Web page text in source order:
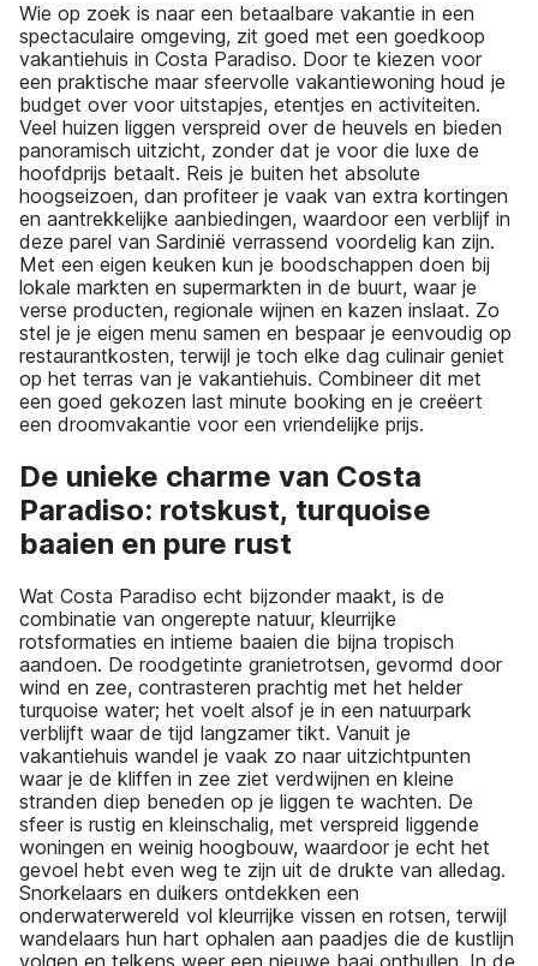
Wie op zoek is naar een betaalbare vakantie in een
spectaculaire omgeving, zit goed met een goedkoop
vakantiehuis in Costa Paradiso. Door te kiezen voor
een praktische maar sfeervolle vakantiewoning houd je
budget over voor uitstapjes, etentjes en activiteiten.
Veel huizen liggen verspreid over de heuvels en bieden
panoramisch uitzicht, zonder dat je voor die luxe de
hoofdprijs betaalt. Reis je buiten het absolute
hoogseizoen, dan profiteer je vaak van extra kortingen
en aantrekkelijke aanbiedingen, waardoor een verblijf in
deze parel van Sardinië verrassend voordelig kan zijn.
Met een eigen keuken kun je boodschappen doen bij
lokale markten en supermarkten in de buurt, waar je
verse producten, regionale wijnen en kazen inslaat. Zo
stel je je eigen menu samen en bespaar je eenvoudig op
restaurantkosten, terwijl je toch elke dag culinair geniet
op het terras van je vakantiehuis. Combineer dit met
een goed gekozen last minute booking en je creëert
een droomvakantie voor een vriendelijke prijs.
De unieke charme van Costa
Paradiso: rotskust, turquoise
baaien en pure rust
Wat Costa Paradiso echt bijzonder maakt, is de
combinatie van ongerepte natuur, kleurrijke
rotsformaties en intieme baaien die bijna tropisch
aandoen. De roodgetinte granietrotsen, gevormd door
wind en zee, contrasteren prachtig met het helder
turquoise water; het voelt alsof je in een natuurpark
verblijft waar de tijd langzamer tikt. Vanuit je
vakantiehuis wandel je vaak zo naar uitzichtpunten
waar je de kliffen in zee ziet verdwijnen en kleine
stranden diep beneden op je liggen te wachten. De
sfeer is rustig en kleinschalig, met verspreid liggende
woningen en weinig hoogbouw, waardoor je echt het
gevoel hebt even weg te zijn uit de drukte van alledag.
Snorkelaars en duikers ontdekken een
onderwaterwereld vol kleurrijke vissen en rotsen, terwijl
wandelaars hun hart ophalen aan paadjes die de kustlijn